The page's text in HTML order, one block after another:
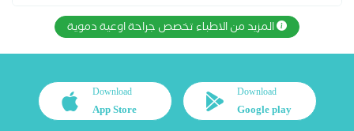
المزيد من الاطباء تخصص جراحة اوعية دموية
Download
Google play
Download
App Store